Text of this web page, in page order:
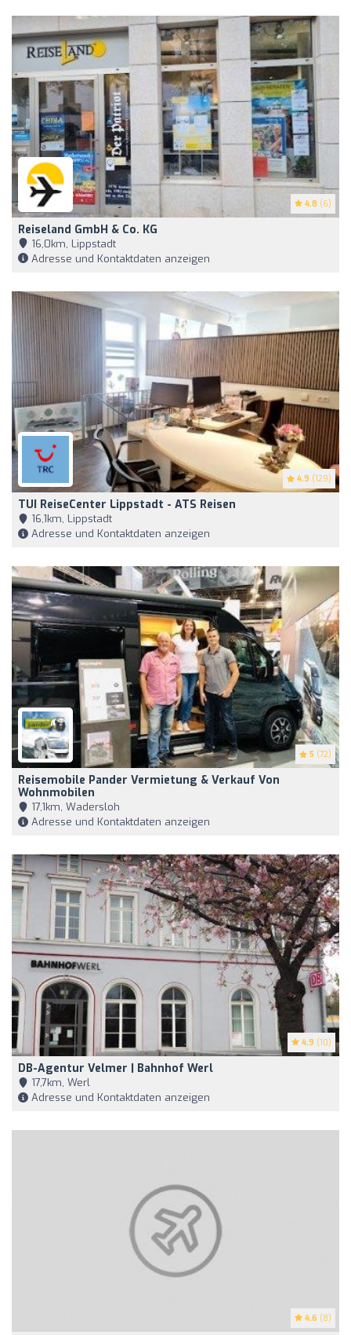
4.8 (6)
Reiseland GmbH & Co. KG
16,0km, Lippstadt
Adresse und Kontaktdaten anzeigen
4.9 (129)
TUI ReiseCenter Lippstadt - ATS Reisen
16,1km, Lippstadt
Adresse und Kontaktdaten anzeigen
5 (72)
Reisemobile Pander Vermietung & Verkauf Von
Wohnmobilen
17,1km, Wadersloh
Adresse und Kontaktdaten anzeigen
4.9 (10)
DB-Agentur Velmer | Bahnhof Werl
17,7km, Werl
Adresse und Kontaktdaten anzeigen
4.6 (8)